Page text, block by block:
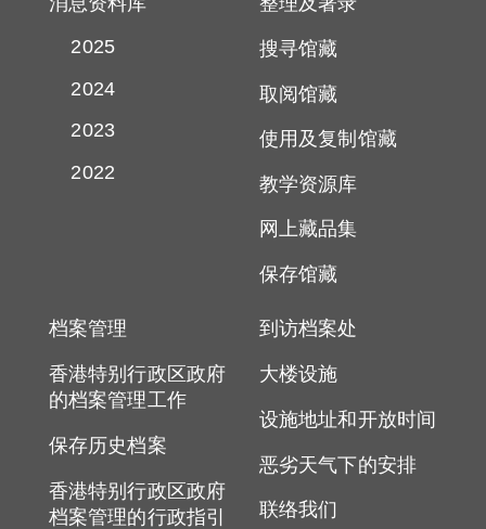
2025
2024
2023
2022
搜寻馆藏
取阅馆藏
使用及复制馆藏
教学资源库
网上藏品集
保存馆藏
档案管理
香港特别行政区政府
的档案管理工作
保存历史档案
香港特别行政区政府
档案管理的行政指引
到访档案处
大楼设施
设施地址和开放时间
恶劣天气下的安排
联络我们